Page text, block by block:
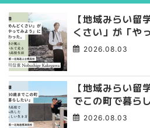
【地域みらい留
くさい」が「や
た。 十勝の風に
2026.08.03
【地域みらい
でこの町で暮ら
み出した、私ら
2026.08.03